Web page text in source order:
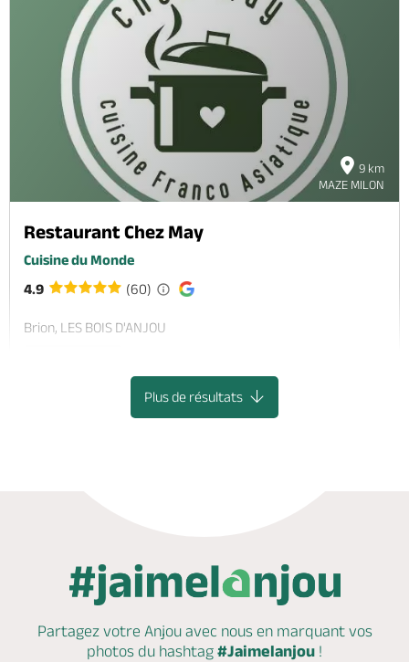
9 km
MAZE MILON
Restaurant Chez May
Cuisine du Monde
4.9
(60)
Brion, LES BOIS D'ANJOU
Plus de résultats
Partagez votre Anjou avec nous en marquantvos
photos du hashtag #Jaimelanjou !